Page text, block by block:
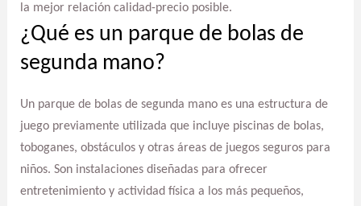
la mejor relación calidad-precio posible.
¿Qué es un parque de bolas de
segunda mano?
Un parque de bolas de segunda mano es una estructura de
juego previamente utilizada que incluye piscinas de bolas,
toboganes, obstáculos y otras áreas de juegos seguros para
niños. Son instalaciones diseñadas para ofrecer
entretenimiento y actividad física a los más pequeños,